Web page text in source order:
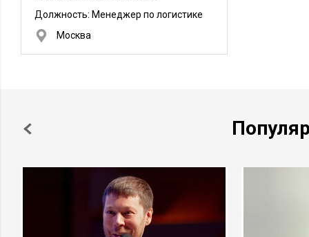
Должность: Менеджер по логистике
Москва